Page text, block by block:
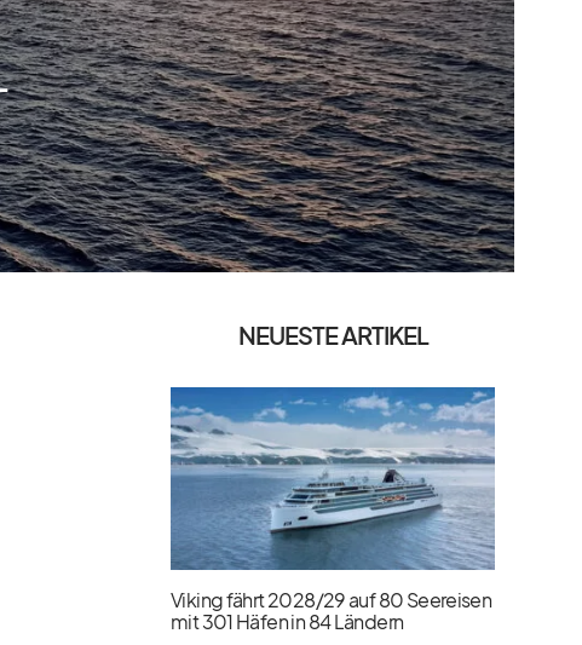
NEUESTE ARTIKEL
Viking fährt 2028/​29 auf 80 Seereisen
mit 301 Häfen in 84 Ländern